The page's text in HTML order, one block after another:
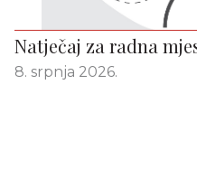
Natječaj za radna
8. srpnja 2026.